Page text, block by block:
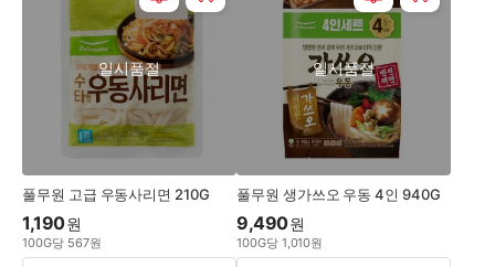
풀무원 고급 우동사리면 210G
일시품절
1,190원
100G당 567원
풀무원 생가쓰오 우동 4인 940G
일시품절
9,490원
100G당 1,010원